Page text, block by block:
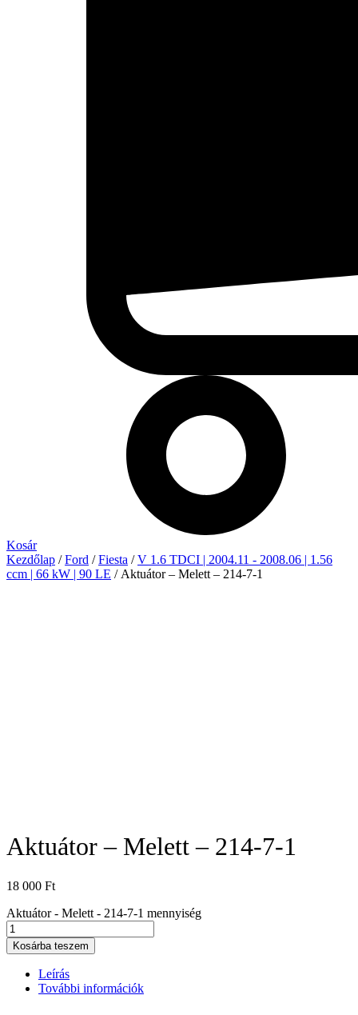
Kosár
Kezdőlap /Ford /Fiesta /V 1.6 TDCI | 2004.11 - 2008.06 | 1.56
ccm | 66 kW | 90 LE / Aktuátor – Melett – 214-7-1
Aktuátor – Melett – 214-7-1
18 000 Ft
Aktuátor - Melett - 214-7-1 mennyiség
Kosárba teszem
Leírás
További információk